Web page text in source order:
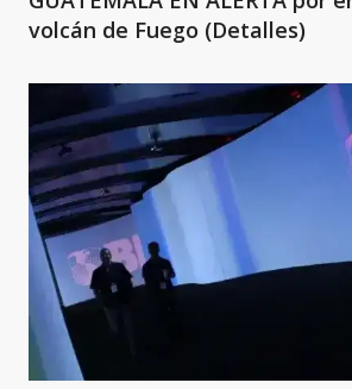
volcán de Fuego (Detalles)